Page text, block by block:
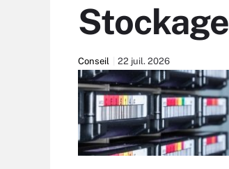
Stockage
Conseil 22 juil. 2026